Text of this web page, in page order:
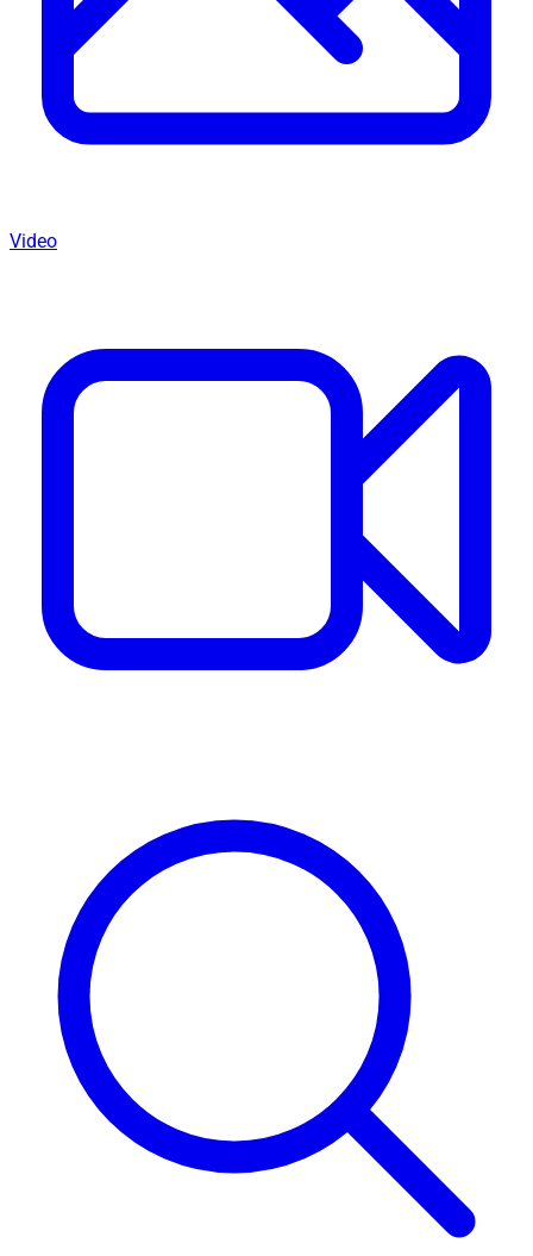
Video